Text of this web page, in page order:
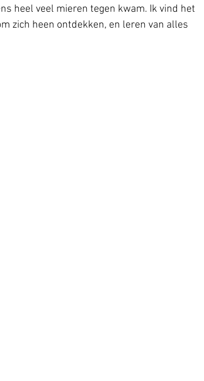
heel veel mieren tegen kwam. Ik vind het
zich heen ontdekken, en leren van alles